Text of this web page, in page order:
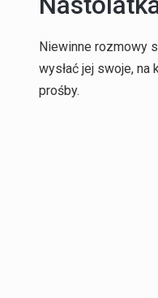
Niewinne rozmowy
wysłać jej swoje, na
prośby.